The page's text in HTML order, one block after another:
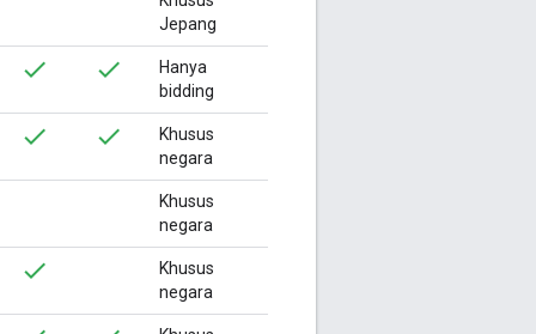
Jepang
Hanya
bidding
Khusus
negara
Khusus
negara
Khusus
negara